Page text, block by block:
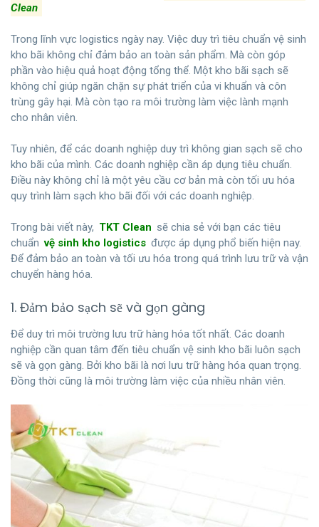
Clean
Trong lĩnh vực logistics ngày nay. Việc duy trì tiêu chuẩn vệ sinh
kho bãi không chỉ đảm bảo an toàn sản phẩm. Mà còn góp
phần vào hiệu quả hoạt động tổng thể. Một kho bãi sạch sẽ
không chỉ giúp ngăn chặn sự phát triển của vi khuẩn và côn
trùng gây hại. Mà còn tạo ra môi trường làm việc lành mạnh
cho nhân viên.
Tuy nhiên, để các doanh nghiệp duy trì không gian sạch sẽ cho
kho bãi của mình. Các doanh nghiệp cần áp dụng tiêu chuẩn.
Điều này không chỉ là một yêu cầu cơ bản mà còn tối ưu hóa
quy trình làm sạch kho bãi đối với các doanh nghiệp.
Trong bài viết này, TKT Clean sẽ chia sẻ với bạn các tiêu
chuẩn vệ sinh kho logistics được áp dụng phổ biến hiện nay.
Để đảm bảo an toàn và tối ưu hóa trong quá trình lưu trữ và vận
chuyển hàng hóa.
1. Đảm bảo sạch sẽ và gọn gàng
Để duy trì môi trường lưu trữ hàng hóa tốt nhất. Các doanh
nghiệp cần quan tâm đến tiêu chuẩn vệ sinh kho bãi luôn sạch
sẽ và gọn gàng. Bởi kho bãi là nơi lưu trữ hàng hóa quan trọng.
Đồng thời cũng là môi trường làm việc của nhiều nhân viên.